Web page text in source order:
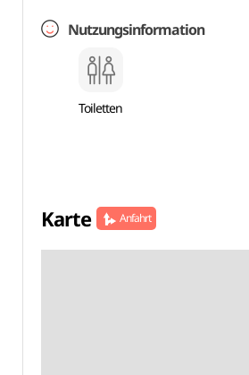
Nutzungsinformation
Toiletten
Karte Anfahrt